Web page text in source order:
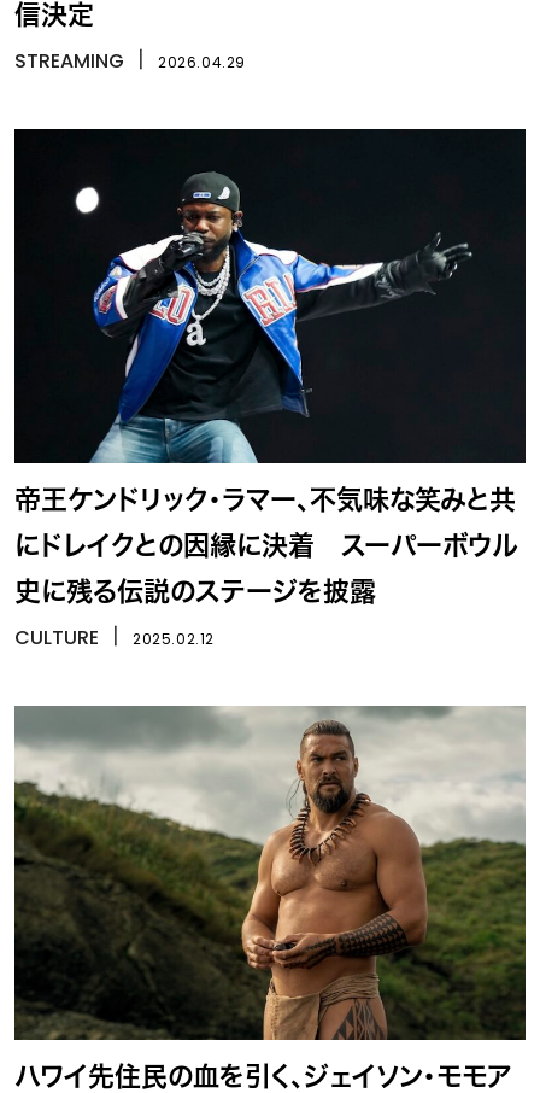
信決定
STREAMING 2026.04.29
帝王ケンドリック・ラマー、不気味な笑みと共
にドレイクとの因縁に決着 スーパーボウル
史に残る伝説のステージを披露
CULTURE 2025.02.12
ハワイ先住民の血を引く、ジェイソン・モモア